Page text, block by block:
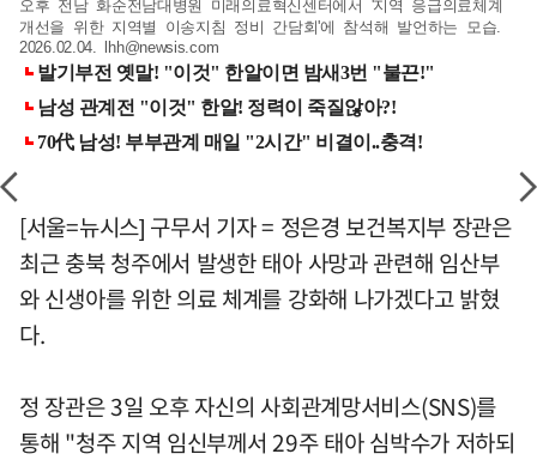
오후 전남 화순전남대병원 미래의료혁신센터에서 '지역 응급의료체계
개선을 위한 지역별 이송지침 정비 간담회'에 참석해 발언하는 모습.
2026.02.04.
lhh@newsis.com
[서울=뉴시스] 구무서 기자 = 정은경 보건복지부 장관은
최근 충북 청주에서 발생한 태아 사망과 관련해 임산부
와 신생아를 위한 의료 체계를 강화해 나가겠다고 밝혔
다.
정 장관은 3일 오후 자신의 사회관계망서비스(SNS)를
통해 "청주 지역 임신부께서 29주 태아 심박수가 저하되